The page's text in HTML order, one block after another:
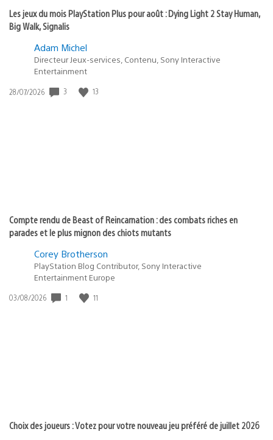
Les jeux du mois PlayStation Plus pour août : Dying Light 2 Stay Human,
Big Walk, Signalis
Adam Michel
Directeur Jeux-services, Contenu, Sony Interactive
Entertainment
Date
28/07/2026 3 13
Compte rendu de Beast of Reincarnation : des combats riches en
parades et le plus mignon des chiots mutants
Corey Brotherson
PlayStation Blog Contributor, Sony Interactive
Entertainment Europe
Date
03/08/2026 1 11
Choix des joueurs : Votez pour votre nouveau jeu préféré de juillet 2026